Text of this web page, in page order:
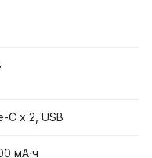
C х 2, USB
мА⋅ч